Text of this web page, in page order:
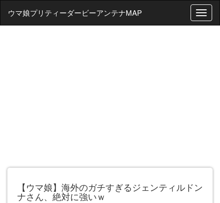
T
o
ウマ娘プリティーダービーアンテナMAP
【ウマ娘】海外のガチすぎるジェンティルドン
ナさん、絶対に強いｗ